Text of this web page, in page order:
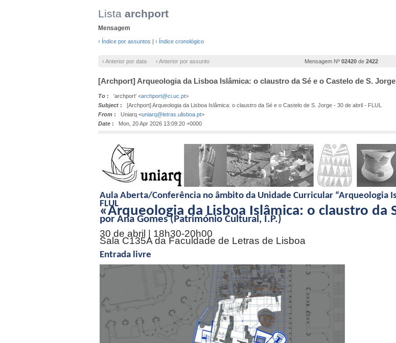
Lista archport
Mensagem
› Índice por assuntos | › Índice cronológico
‹ Anterior por data ‹ Anterior por assunto Mensagem Nº 02420 de 2422
[Archport] Arqueologia da Lisboa Islâmica: o claustro da Sé e o Castelo de S.
To : 'archport' <archport@ci.uc.pt>
Subject : [Archport] Arqueologia da Lisboa Islâmica: o claustro da Sé e o Castelo de S. Jorge - 30 de abril - FLUL
From : Uniarq <uniarq@letras.ulisboa.pt>
Date : Mon, 20 Apr 2026 13:09:20 +0000
Aula Aberta/Conferência no âmbito da Unidade Curricular “Arqueologia
FLUL
«Arqueologia da Lisboa Islâmica: o claustro da
por Ana Gomes (Património Cultural, I.P.)
30 de abril | 18h30-20h00
Sala C135A da Faculdade de Letras de Lisboa
Entrada livre